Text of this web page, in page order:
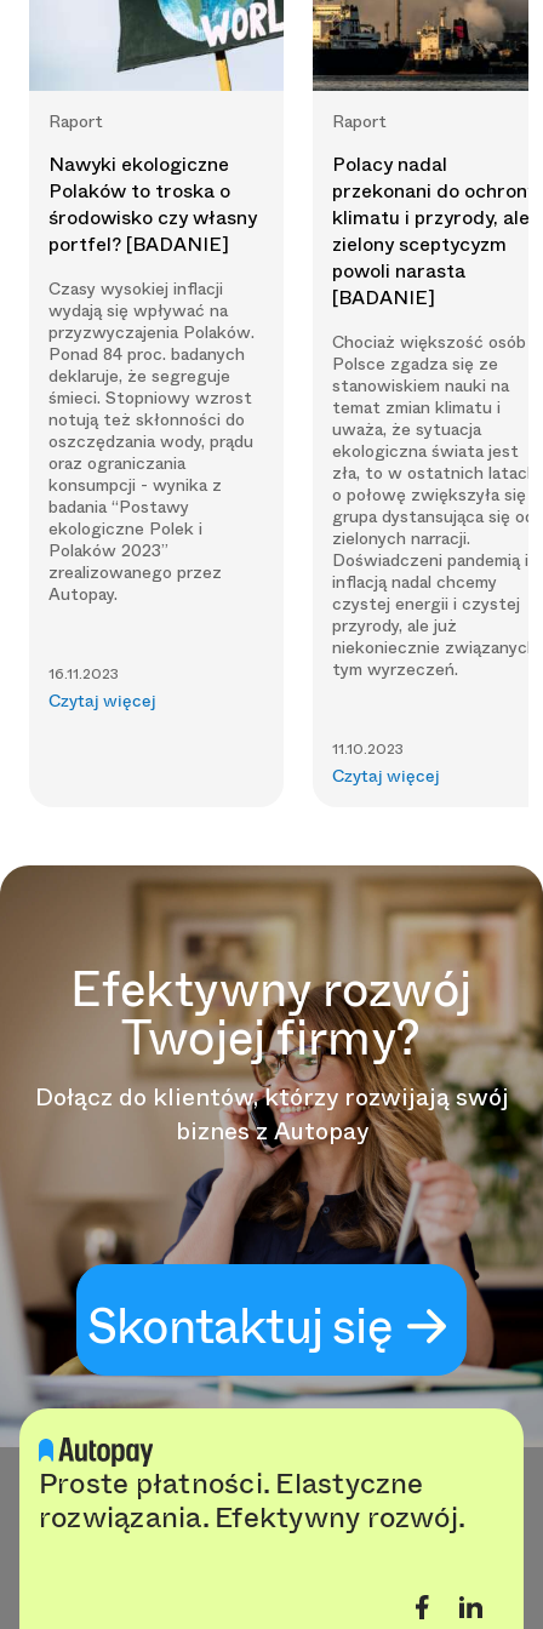
Raport
Nawyki ekologiczne
Polaków to troska o
środowisko czy własny
portfel? [BADANIE]
Czasy wysokiej inflacji
wydają się wpływać na
przyzwyczajenia Polaków.
Ponad 84 proc. badanych
deklaruje, że segreguje
śmieci. Stopniowy wzrost
notują też skłonności do
oszczędzania wody, prądu
oraz ograniczania
konsumpcji - wynika z
badania “Postawy
ekologiczne Polek i
Polaków 2023”
zrealizowanego przez
Autopay.
16.11.2023
Czytaj więcej
Raport
Polacy nadal
przekonani do ochrony
klimatu i przyrody, ale
zielony sceptycyzm
powoli narasta
[BADANIE]
Chociaż większość osób
Polsce zgadza się ze
stanowiskiem nauki na
temat zmian klimatu i
uważa, że sytuacja
ekologiczna świata jest
zła, to w ostatnich latach
o połowę zwiększyła się
grupa dystansująca się od
zielonych narracji.
Doświadczeni pandemią i
inflacją nadal chcemy
czystej energii i czystej
przyrody, ale już
niekoniecznie związanych
tym wyrzeczeń.
11.10.2023
Czytaj więcej
Efektywny rozwój
Twojej firmy?
Dołącz do klientów, którzy rozwijają swój
biznes z Autopay
Skontaktuj się
Proste płatności. Elastyczne
rozwiązania. Efektywny rozwój.